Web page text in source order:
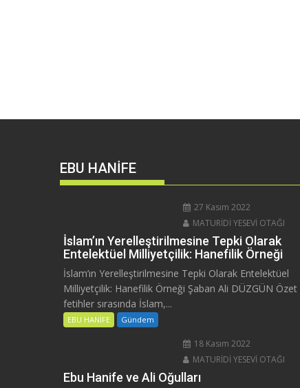
EBU HANİFE
27 Kasım 2022
MATURİDİ YESEVİ OTAĞI
İslam’ın Yerelleştirilmesine Tepki Olarak
Entelektüel Milliyetçilik: Hanefilik Örneği
İslam’ın Yerelleştirilmesine Tepki Olarak Entelektüel
Milliyetçilik: Hanefilik Örneği Şaban Ali DÜZGÜN Özet
fetihler sırasında İslam,...
EBU HANİFE Gündem
18 Kasım 2022
MATURİDİ YESEVİ OTAĞI
Ebu Hanife ve Ali Oğulları